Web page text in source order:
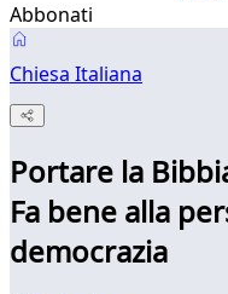
Abbonati
Chiesa Italiana
Portare la
Fa bene alla
democrazia